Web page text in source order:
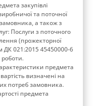
закупівлі
та поточної
а також з
Послуги з поточного
(прожекторної
ДК 021:2015 45450000-6
роботи.
предмета
визначені на
потреб замовника.
предмета